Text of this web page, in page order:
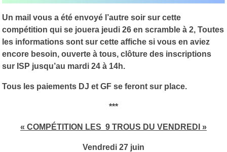
Un mail vous a été envoyé l’autre soir sur cette
compétition qui se jouera jeudi 26 en scramble à 2, Toutes
les informations sont sur cette affiche si vous en aviez
encore besoin, ouverte à tous, clôture des inscriptions
sur ISP jusqu’au mardi 24 à 14h.
Tous les paiements DJ et GF se feront sur place.
***
« COMPÉTITION LES 9 TROUS DU VENDREDI »
Vendredi 27 juin